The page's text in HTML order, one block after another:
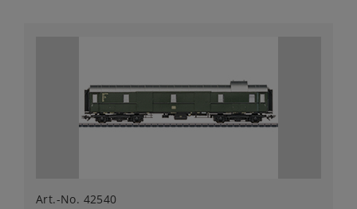
Art.-No. 42540